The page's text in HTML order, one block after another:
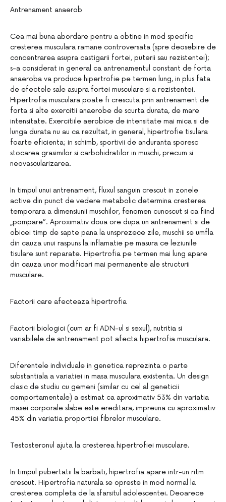
Antrenament anaerob
Cea mai buna abordare pentru a obtine in mod specific
cresterea musculara ramane controversata (spre deosebire de
concentrarea asupra castigarii fortei, puterii sau rezistentei);
s-a considerat in general ca antrenamentul constant de forta
anaeroba va produce hipertrofie pe termen lung, in plus fata
de efectele sale asupra fortei musculare si a rezistentei.
Hipertrofia musculara poate fi crescuta prin antrenament de
forta si alte exercitii anaerobe de scurta durata, de mare
intensitate. Exercitiile aerobice de intensitate mai mica si de
lunga durata nu au ca rezultat, in general, hipertrofie tisulara
foarte eficienta; in schimb, sportivii de anduranta sporesc
stocarea grasimilor si carbohidratilor in muschi, precum si
neovascularizarea.
In timpul unui antrenament, fluxul sanguin crescut in zonele
active din punct de vedere metabolic determina cresterea
temporara a dimensiunii muschilor, fenomen cunoscut si ca fiind
„pompare”. Aproximativ doua ore dupa un antrenament si de
obicei timp de sapte pana la unsprezece zile, muschii se umfla
din cauza unui raspuns la inflamatie pe masura ce leziunile
tisulare sunt reparate. Hipertrofia pe termen mai lung apare
din cauza unor modificari mai permanente ale structurii
musculare.
Factorii care afecteaza hipertrofia
Factorii biologici (cum ar fi ADN-ul si sexul), nutritia si
variabilele de antrenament pot afecta hipertrofia musculara.
Diferentele individuale in genetica reprezinta o parte
substantiala a variatiei in masa musculara existenta. Un design
clasic de studiu cu gemeni (similar cu cel al geneticii
comportamentale) a estimat ca aproximativ 53% din variatia
masei corporale slabe este ereditara, impreuna cu aproximativ
45% din variatia proportiei fibrelor musculare.
Testosteronul ajuta la cresterea hipertrofiei musculare.
In timpul pubertatii la barbati, hipertrofia apare intr-un ritm
crescut. Hipertrofia naturala se opreste in mod normal la
cresterea completa de la sfarsitul adolescentei. Deoarece